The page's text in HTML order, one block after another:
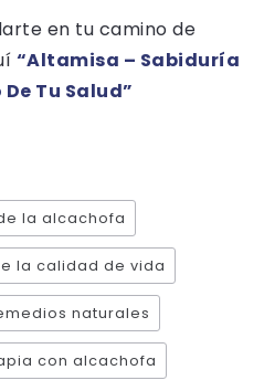
en tu camino de
“Altamisa – Sabiduría
Tu Salud”
la alcachofa
la calidad de vida
naturales
con alcachofa